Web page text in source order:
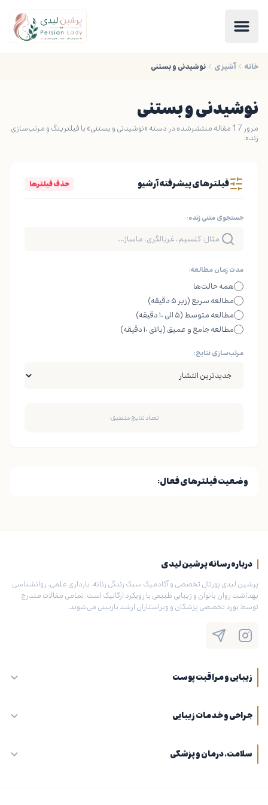
خانه آشپزی نوشیدنی و بستنی
نوشیدنی و بستنی
مرور 17 مقاله منتشرشده در دسته «نوشیدنی و بستنی» با فیلترینگ و مرتب‌سازی
زنده.
فیلترهای پیشرفته آرشیو حذف فیلترها
جستجوی متنی زنده:
مدت زمان مطالعه:
همه حالت‌ها
مطالعه سریع (زیر ۵ دقیقه)
مطالعه متوسط (۵ الی ۱۰ دقیقه)
مطالعه جامع و عمیق (بالای ۱۰ دقیقه)
مرتب‌سازی نتایج:
تعداد نتایج منطبق:
وضعیت فیلترهای فعال:
درباره رسانه پرشین لیدی
پرشین لیدی پورتال تخصصی و آکادمیک سبک زندگی زنانه، بارداری علمی، روانشناسی
بهداشت روان بانوان و زیبایی طبیعی با رویکرد ارگانیک است. تمامی مقالات مندرج
توسط بورد تخصصی پزشکان و ویراستاران ارشد بازبینی می‌شوند.
زیبایی و مراقبت پوست
جراحی و خدمات زیبایی
سلامت، درمان و پزشکی